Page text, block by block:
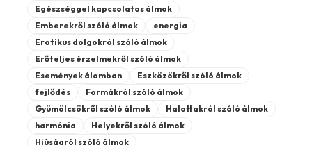
Egészséggel kapcsolatos álmok
Emberekről szóló álmok
energia
Erotikus dolgokról szóló álmok
Erőteljes érzelmekről szóló álmok
Események álomban
Eszközökről szóló álmok
fejlődés
Formákról szóló álmok
Gyümölcsökről szóló álmok
Halottakról szóló álmok
harmónia
Helyekről szóló álmok
Hiúságról szóló álmok